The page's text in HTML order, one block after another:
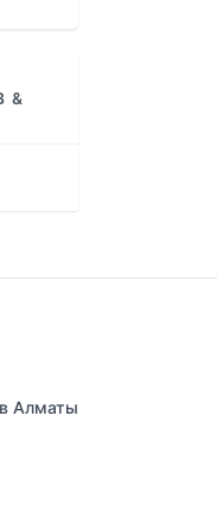
volume.
&
Алматы